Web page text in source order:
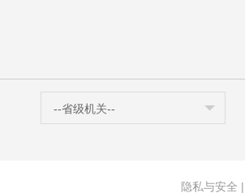
--省级机关--
隐私与安全 |